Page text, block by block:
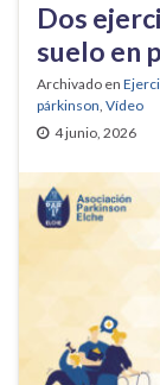
Dos
suelo en
Archivado en
párkinson, Vídeo
4 junio, 2026